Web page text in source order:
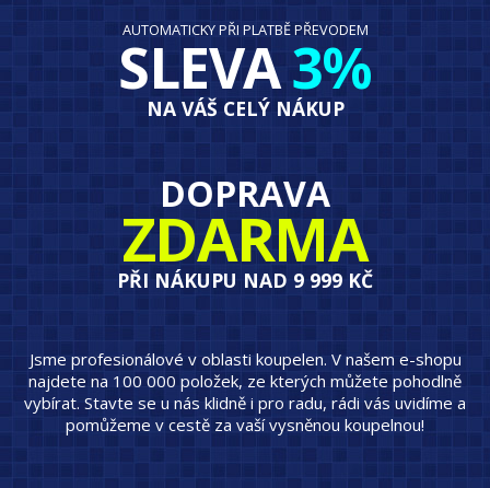
AUTOMATICKY PŘI PLATBĚ PŘEVODEM
SLEVA3%
NA VÁŠ CELÝ NÁKUP
DOPRAVA
ZDARMA
PŘI NÁKUPU NAD 9 999 KČ
Jsme profesionálové v oblasti koupelen. V našem e-shopu
najdete na 100 000 položek, ze kterých můžete pohodlně
vybírat. Stavte se u nás klidně i pro radu, rádi vás uvidíme a
pomůžeme v cestě za vaší vysněnou koupelnou!